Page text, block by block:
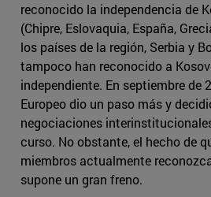
reconocido la independencia de
(Chipre, Eslovaquia, España,
los países de la región, Serbia y
tampoco han reconocido a
independiente. En septiembre de
Europeo dio un paso más y
negociaciones
curso. No obstante, el hecho de
miembros actualmente
supone un gran freno.